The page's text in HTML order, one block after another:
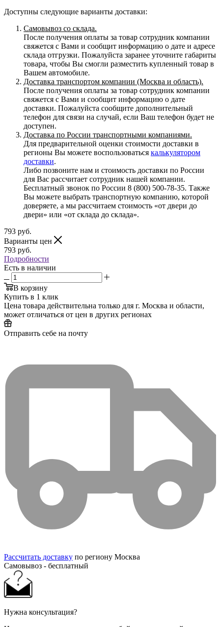
Доступны следующие варианты доставки:
Самовывоз со склада.
После получения оплаты за товар сотрудник компании
свяжется с Вами и сообщит информацию о дате и адресе
склада отгрузки. Пожалуйста заранее уточните габариты
товара, чтобы Вы смогли разместить купленный товар в
Вашем автомобиле.
Доставка транспортом компании (Москва и область).
После получения оплаты за товар сотрудник компании
свяжется с Вами и сообщит информацию о дате
доставки. Пожалуйста сообщите дополнительный
телефон для связи на случай, если Ваш телефон будет не
доступен.
Доставка по России транспортными компаниями.
Для предварительной оценки стоимости доставки в
регионы Вы можете воспользоваться калькулятором
доставки.
Либо позвоните нам и стоимость доставки по России
для Вас рассчитает сотрудник нашей компании.
Бесплатный звонок по России 8 (800) 500-78-35. Также
Вы можете выбрать транспортную компанию, которой
доверяете, а мы рассчитаем стоимость «от двери до
двери» или «от склада до склада».
793 руб.
Варианты цен
793 руб.
Подробности
Есть в наличии
В корзину
Купить в 1 клик
Цена товара действительна только для г. Москва и области,
может отличаться от цен в других регионах
Отправить себе на почту
Рассчитать доставку по региону Москва
Самовывоз - бесплатный
Нужна консультация?